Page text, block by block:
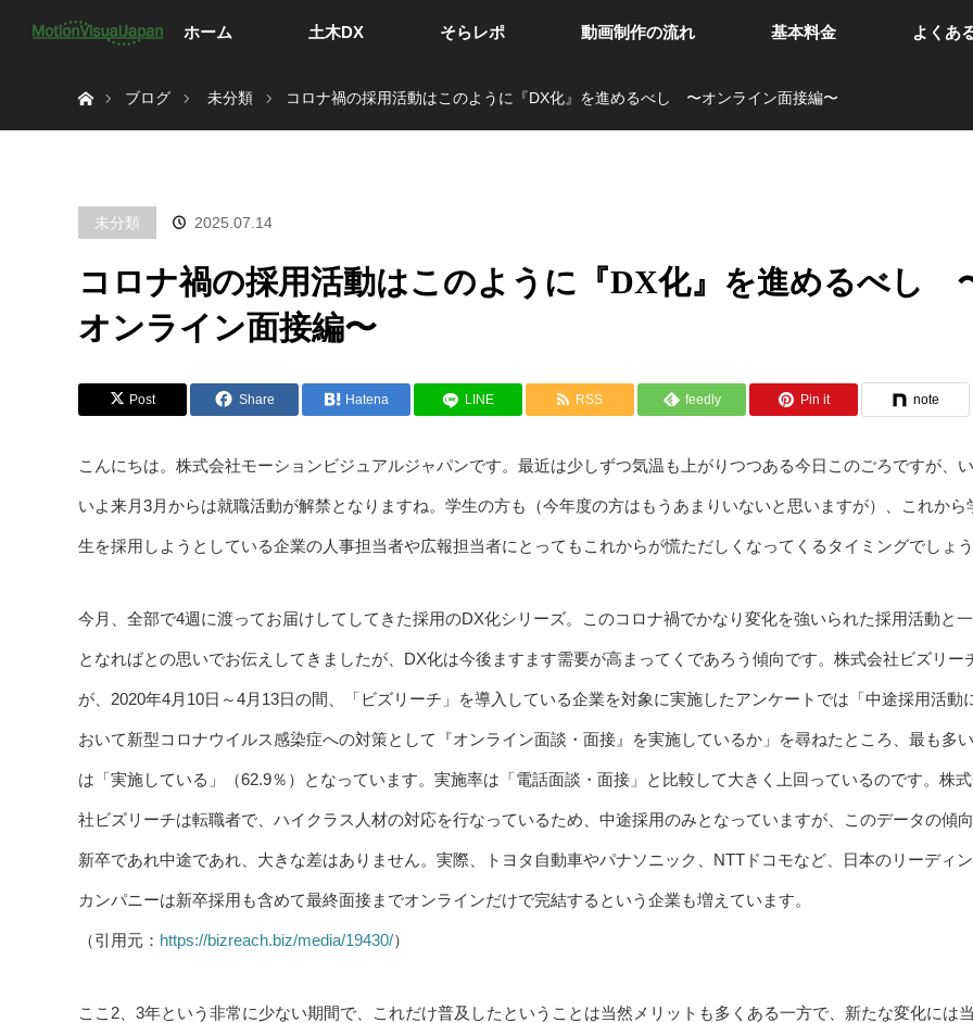
ホーム 土木DX そらレポ 動画制作の流れ 基本料金 よくあ
ブログ
未分類 コロナ禍の採用活動はこのように『DX化』を進めるべし 〜オンライン面接編〜
未分類 2025.07.14
コロナ禍の採用活動はこのように『DX化』を進めるべし
オンライン面接編〜
Post Share Hatena LINE RSS feedly Pin it note
こんにちは。株式会社モーションビジュアルジャパンです。最近は少しずつ気温も上がりつつある今日このごろですが、
いよ来月3月からは就職活動が解禁となりますね。学生の方も（今年度の方はもうあまりいないと思いますが）、これから
生を採用しようとしている企業の人事担当者や広報担当者にとってもこれからが慌ただしくなってくるタイミングでしょう
今月、全部で4週に渡ってお届けしてしてきた採用のDX化シリーズ。このコロナ禍でかなり変化を強いられた採用活動と
となればとの思いでお伝えしてきましたが、DX化は今後ますます需要が高まってくであろう傾向です。株式会社ビズリー
が、2020年4月10日～4月13日の間、「ビズリーチ」を導入している企業を対象に実施したアンケートでは「中途採用活動
おいて新型コロナウイルス感染症への対策として『オンライン面談・面接』を実施しているか」を尋ねたところ、最も多
は「実施している」（62.9％）となっています。実施率は「電話面談・面接」と比較して大きく上回っているのです。株
社ビズリーチは転職者で、ハイクラス人材の対応を行なっているため、中途採用のみとなっていますが、このデータの傾
新卒であれ中途であれ、大きな差はありません。実際、トヨタ自動車やパナソニック、NTTドコモなど、日本のリーディ
カンパニーは新卒採用も含めて最終面接までオンラインだけで完結するという企業も増えています。
（引用元： https://bizreach.biz/media/19430/）
ここ2、3年という非常に少ない期間で、これだけ普及したということは当然メリットも多くある一方で、新たな変化には当